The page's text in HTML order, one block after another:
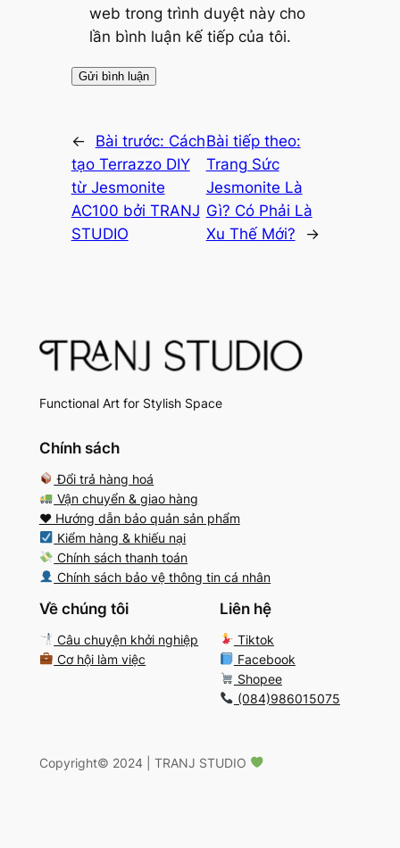
web trong trình duyệt này cho
lần bình luận kế tiếp của tôi.
← Bài trước: Cách
tạo Terrazzo DIY
từ Jesmonite
AC100 bởi TRANJ
STUDIO
Bài tiếp theo:
Trang Sức
Jesmonite Là
Gì? Có Phải Là
Xu Thế Mới?
→
Functional Art for Stylish Space
Chính sách
Đổi trả hàng hoá
Vận chuyển & giao hàng
♥️ Hướng dẫn bảo quản sản phẩm
Kiểm hàng & khiếu nại
Chính sách thanh toán
Chính sách bảo vệ thông tin cá nhân
Về chúng tôi
Câu chuyện khởi nghiệp
Cơ hội làm việc
Liên hệ
Tiktok
Facebook
Shopee
(084)986015075
Copyright©️ 2024 | TRANJ STUDIO